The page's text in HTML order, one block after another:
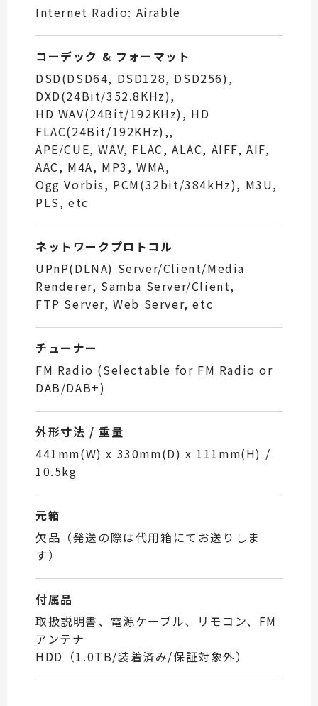
Internet Radio: Airable
コーデック & フォーマット
DSD(DSD64, DSD128, DSD256),
DXD(24Bit/352.8KHz),
HD WAV(24Bit/192KHz), HD
FLAC(24Bit/192KHz),,
APE/CUE, WAV, FLAC, ALAC, AIFF, AIF,
AAC, M4A, MP3, WMA,
Ogg Vorbis, PCM(32bit/384kHz), M3U,
PLS, etc
ネットワークプロトコル
UPnP(DLNA) Server/Client/Media
Renderer, Samba Server/Client,
FTP Server, Web Server, etc
チューナー
FM Radio (Selectable for FM Radio or
DAB/DAB+)
外形寸法 / 重量
441mm(W) x 330mm(D) x 111mm(H) /
10.5kg
元箱
欠品（発送の際は代用箱にてお送りしま
す）
付属品
取扱説明書、電源ケーブル、リモコン、FM
アンテナ
HDD（1.0TB/装着済み/保証対象外）